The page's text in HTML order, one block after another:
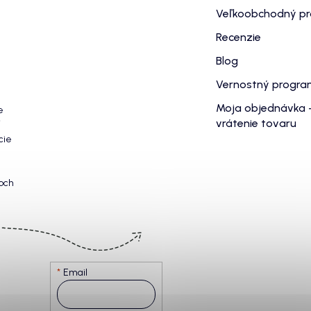
Email
Veľkoobchodný
Recenzie
Blog
Vernostný
Moja objednávka
vrátenie tovaru